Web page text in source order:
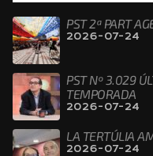
PST 2ª PART
2026-07-24
PST Nº 3.029
TEMPORADA
2026-07-24
LA TERTÚLIA
2026-07-24